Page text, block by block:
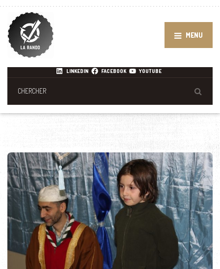
MENU
LINKEDIN FACEBOOK YOUTUBE